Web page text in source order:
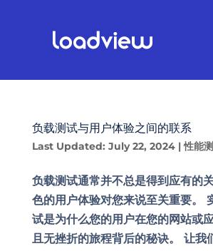
负载测试与用户体验之间的联系
Last Updated: July 22, 2024|性能
负载测试通常并不总是得到应有的
色的用户体验对您来说至关重要。
试是为什么您的用户在您的网站或
且无挫折的旅程背后的秘诀。 让我